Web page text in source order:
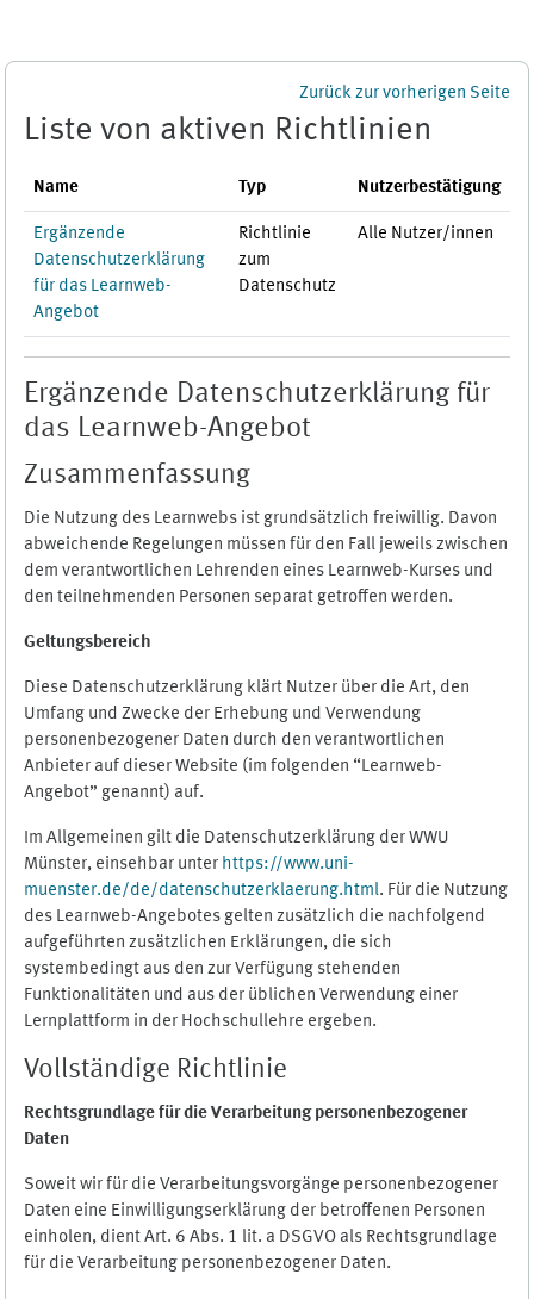
Zurück zur vorherigen Seite
Liste von aktiven Richtlinien
Name Typ Nutzerbestätigung
Ergänzende
Datenschutzerklärung
für das Learnweb-
Angebot
Richtlinie
zum
Datenschutz
Alle Nutzer/innen
Ergänzende Datenschutzerklärung für
das Learnweb-Angebot
Zusammenfassung
Die Nutzung des Learnwebs ist grundsätzlich freiwillig. Davon
abweichende Regelungen müssen für den Fall jeweils zwischen
dem verantwortlichen Lehrenden eines Learnweb-Kurses und
den teilnehmenden Personen separat getroffen werden.
Geltungsbereich
Diese Datenschutzerklärung klärt Nutzer über die Art, den
Umfang und Zwecke der Erhebung und Verwendung
personenbezogener Daten durch den verantwortlichen
Anbieter auf dieser Website (im folgenden “Learnweb-
Angebot” genannt) auf.
Im Allgemeinen gilt die Datenschutzerklärung der WWU
Münster, einsehbar unter https://www.uni-
muenster.de/de/datenschutzerklaerung.html. Für die Nutzung
des Learnweb-Angebotes gelten zusätzlich die nachfolgend
aufgeführten zusätzlichen Erklärungen, die sich
systembedingt aus den zur Verfügung stehenden
Funktionalitäten und aus der üblichen Verwendung einer
Lernplattform in der Hochschullehre ergeben.
Vollständige Richtlinie
Rechtsgrundlage für die Verarbeitung personenbezogener
Daten
Soweit wir für die Verarbeitungsvorgänge personenbezogener
Daten eine Einwilligungserklärung der betroffenen Personen
einholen, dient Art. 6 Abs. 1 lit. a DSGVO als Rechtsgrundlage
für die Verarbeitung personenbezogener Daten.